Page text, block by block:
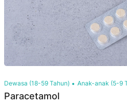
Dewasa (18-59 Tahun) Anak-anak (5-9
Paracetamol